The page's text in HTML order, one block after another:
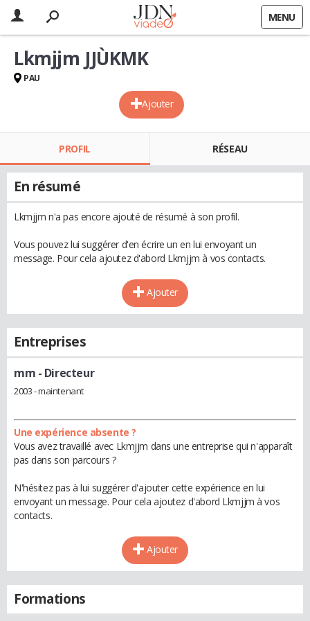
MENU
Ajouter
Lkmjjm JJÙKMK
PAU
PROFIL RÉSEAU
En résumé
Lkmjjm n'a pas encore ajouté de résumé à son profil.
Vous pouvez lui suggérer d'en écrire un en lui envoyant un
message. Pour cela ajoutez d'abord Lkmjjm à vos contacts.
Ajouter
Entreprises
mm - Directeur
2003 - maintenant
Une expérience absente ?
Vous avez travaillé avec Lkmjjm dans une entreprise qui n'apparaît
pas dans son parcours ?
N'hésitez pas à lui suggérer d'ajouter cette expérience en lui
envoyant un message. Pour cela ajoutez d'abord Lkmjjm à vos
contacts.
Ajouter
Formations